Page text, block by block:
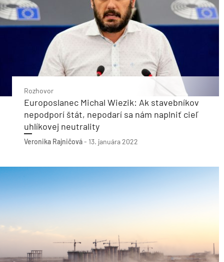
Rozhovor
Europoslanec Michal Wiezik: Ak stavebníkov
nepodporí štát, nepodarí sa nám naplniť cieľ
uhlíkovej neutrality
Veronika Rajničová- 13. januára 2022